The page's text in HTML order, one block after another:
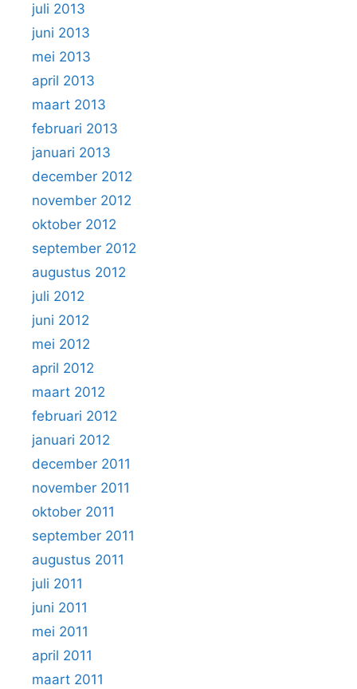
juli 2013
juni 2013
mei 2013
april 2013
maart 2013
februari 2013
januari 2013
december 2012
november 2012
oktober 2012
september 2012
augustus 2012
juli 2012
juni 2012
mei 2012
april 2012
maart 2012
februari 2012
januari 2012
december 2011
november 2011
oktober 2011
september 2011
augustus 2011
juli 2011
juni 2011
mei 2011
april 2011
maart 2011